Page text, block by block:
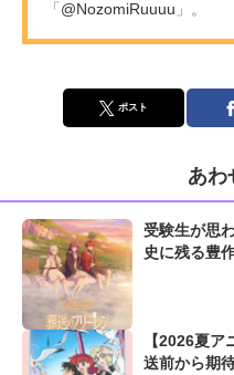
「 @NozomiRuuuu 」。
ポスト
あわ
受験生が思
史に残る豊
【2026夏
送前から期